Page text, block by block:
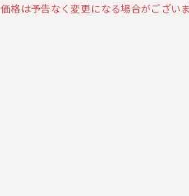
価格は予告なく変更になる場合がござい